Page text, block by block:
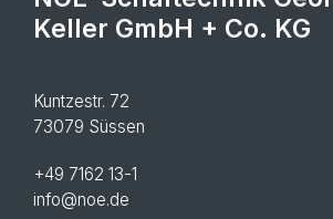
Keller GmbH + Co. KG
Kuntzestr. 72
73079 Süssen
+49 7162 13-1
info@noe.de